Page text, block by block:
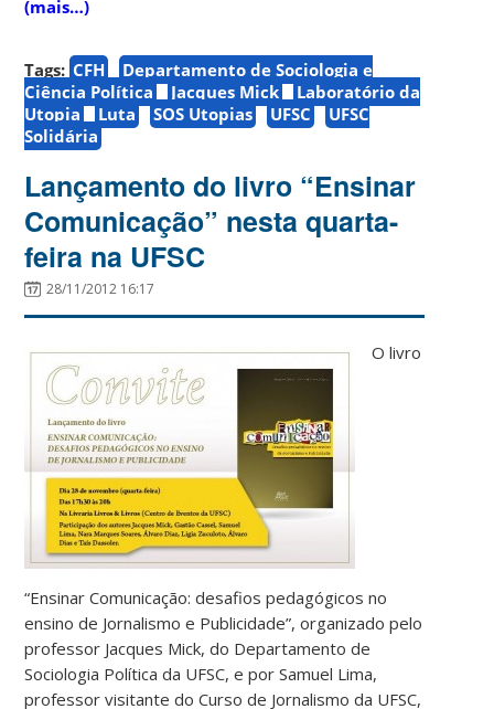
(mais…)
Tags: CFH
Departamento de Sociologia e
Ciência Política
Jacques Mick
Laboratório da
Utopia
Luta SOS Utopias UFSC
UFSC
Solidária
Lançamento do livro “Ensinar
Comunicação” nesta quarta-
feira na UFSC
28/11/2012 16:17
O livro
“Ensinar Comunicação: desafios pedagógicos no
ensino de Jornalismo e Publicidade”, organizado pelo
professor Jacques Mick, do Departamento de
Sociologia Política da UFSC, e por Samuel Lima,
professor visitante do Curso de Jornalismo da UFSC,